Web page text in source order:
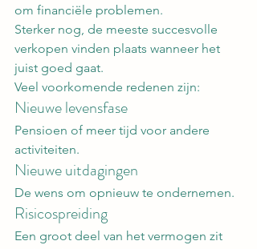
om financiële problemen.
Sterker nog, de meeste succesvolle
verkopen vinden plaats wanneer het
juist goed gaat.
Veel voorkomende redenen zijn:
Nieuwe levensfase
Pensioen of meer tijd voor andere
activiteiten.
Nieuwe uitdagingen
De wens om opnieuw te ondernemen.
Risicospreiding
Een groot deel van het vermogen zit